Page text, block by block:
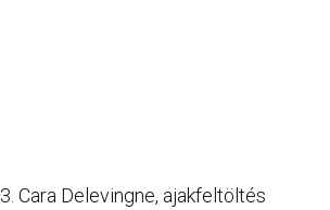
3. Cara Delevingne, ajakfeltöltés